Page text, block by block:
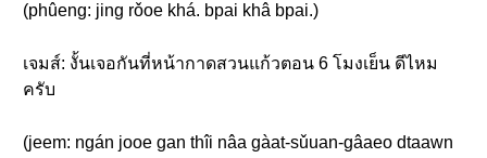
(phûeng: jing rǒoe khá. bpai khâ bpai.)
เจมส์: งั้นเจอกันที่หน้ากาดสวนแก้วตอน 6 โมงเย็น ดีไหม
ครับ
(jeem: ngán jooe gan thîi nâa gàat-sǔuan-gâaeo dtaawn